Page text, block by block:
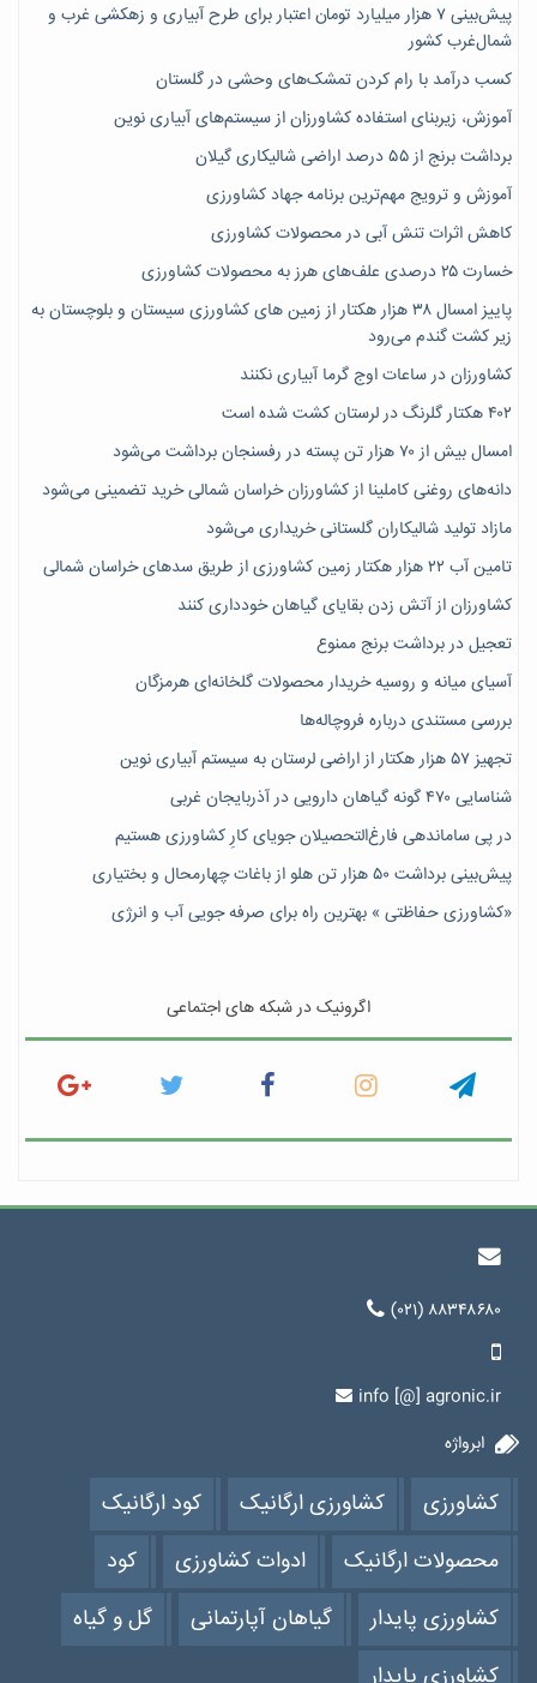
پیش‌بینی ۷‌ هزار میلیارد تومان اعتبار برای طرح آبیاری و زهکشی غرب و
شمال‌غرب کشور
کسب درآمد با رام کردن تمشک‌های وحشی در گلستان
آموزش، زیربنای استفاده کشاورزان از سیستم‌های آبیاری نوین
برداشت برنج از ۵۵ درصد اراضی شالیکاری گیلان
آموزش و ترویج مهم‌ترین برنامه جهاد کشاورزی
کاهش اثرات تنش آبی در محصولات کشاورزی
خسارت ۲۵ درصدی علف‌های هرز به محصولات کشاورزی
پاییز امسال ۳۸ هزار هکتار از زمین های کشاورزی سیستان و بلوچستان به
زیر کشت گندم می‌رود
کشاورزان در ساعات اوج گرما آبیاری نکنند
۴۰۲ هکتار گلرنگ در لرستان کشت شده است
امسال بیش از ۷۰ هزار تن پسته در رفسنجان برداشت می‌شود
دانه‌های روغنی کاملینا از کشاورزان خراسان شمالی خرید تضمینی می‌شود
مازاد تولید شالیکاران گلستانی خریداری می‌شود
تامین آب ۲۲ هزار هکتار زمین کشاورزی از طریق سدهای خراسان شمالی
کشاورزان از آتش زدن بقایای گیاهان خودداری کنند
تعجیل در برداشت برنج ممنوع
آسیای میانه و روسیه خریدار محصولات گلخانه‌ای هرمزگان
بررسی مستندی درباره فروچاله‌ها
تجهیز ۵۷ هزار هکتار از اراضی لرستان به سیستم آبیاری نوین
شناسایی ۴۷٠ گونه گیاهان دارویی در آذربایجان غربی
در پی ساماندهی فارغ‌التحصیلان جویای کارِ کشاورزی هستیم
پیش‎‌بینی برداشت ۵۰ هزار تن هلو از باغات چهارمحال و بختیاری
«کشاورزی حفاظتی » بهترین راه برای صرفه جویی آب و انرژی
اگرونیک در شبکه های اجتماعی
(۰۲۱) ۸۸۳۴۸۶۸۰
info [@] agronic.ir
ابرواژه
کشاورزی کشاورزی ارگانیک
کود ارگانیک
محصولات ارگانیک
ادوات کشاورزی
کود
کشاورزی پایدار
گیاهان آپارتمانی
گل و گیاه